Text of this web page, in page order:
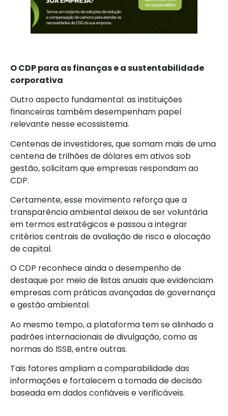
O CDP para as finanças e a sustentabilidade
corporativa
Outro aspecto fundamental: as instituições
financeiras também desempenham papel
relevante nesse ecossistema.
Centenas de investidores, que somam mais de uma
centena de trilhões de dólares em ativos sob
gestão, solicitam que empresas respondam ao
CDP.
Certamente, esse movimento reforça que a
transparência ambiental deixou de ser voluntária
em termos estratégicos e passou a integrar
critérios centrais de avaliação de risco e alocação
de capital.
O CDP reconhece ainda o desempenho de
destaque por meio de listas anuais que evidenciam
empresas com práticas avançadas de governança
e gestão ambiental.
Ao mesmo tempo, a plataforma tem se alinhado a
padrões internacionais de divulgação, como as
normas do ISSB, entre outras.
Tais fatores ampliam a comparabilidade das
informações e fortalecem a tomada de decisão
baseada em dados confiáveis e verificáveis.